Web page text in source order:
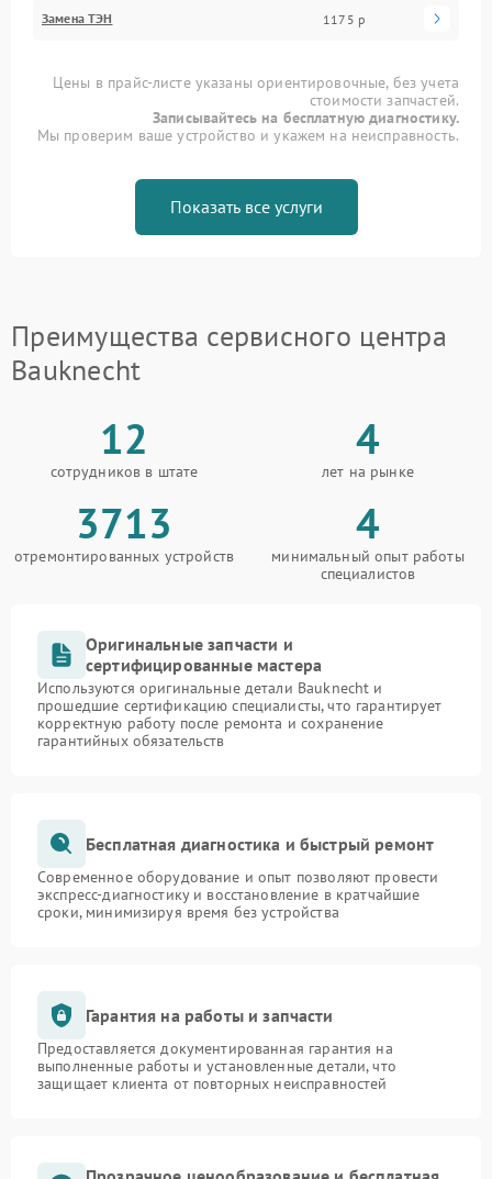
Замена ТЭН 1175 р
Цены в прайс-листе указаны ориентировочные, без учета
стоимости запчастей.
Записывайтесь на бесплатную диагностику.
Мы проверим ваше устройство и укажем на неисправность.
Показать все услуги
Преимущества сервисного центра
Bauknecht
12
сотрудников в штате
4
лет на рынке
3713
отремонтированных устройств
4
минимальный опыт работы
специалистов
Оригинальные запчасти и
сертифицированные мастера
Используются оригинальные детали Bauknecht и
прошедшие сертификацию специалисты, что гарантирует
корректную работу после ремонта и сохранение
гарантийных обязательств
Бесплатная диагностика и быстрый ремонт
Современное оборудование и опыт позволяют провести
экспресс-диагностику и восстановление в кратчайшие
сроки, минимизируя время без устройства
Гарантия на работы и запчасти
Предоставляется документированная гарантия на
выполненные работы и установленные детали, что
защищает клиента от повторных неисправностей